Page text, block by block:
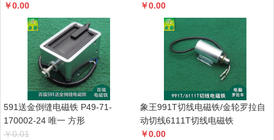
￥0.00 ￥0.00
591送金倒缝电磁铁 P49-71-
170002-24 唯一 方形
￥0.01
象王991T切线电磁铁/金轮罗拉自
动切线6111T切线电磁铁
￥0.00